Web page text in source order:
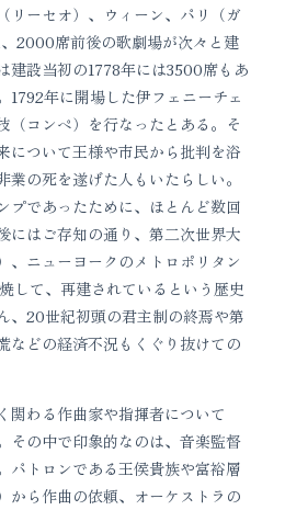
リーセオ）、ウィーン、パリ（ガ
2000席前後の歌劇場が次々と建
建設当初の1778年には3500席もあ
1792年に開場した伊フェニーチェ
（コンペ）を行なったとある。そ
について王様や市民から批判を浴
業の死を遂げた人もいたらしい。
プであったために、ほとんど数回
にはご存知の通り、第二次世界大
、ニューヨークのメトロポリタン
して、再建されているという歴史
、20世紀初頭の君主制の終焉や第
などの経済不況もくぐり抜けての
関わる作曲家や指揮者について
その中で印象的なのは、音楽監督
パトロンである王侯貴族や富裕層
から作曲の依頼、オーケストラの